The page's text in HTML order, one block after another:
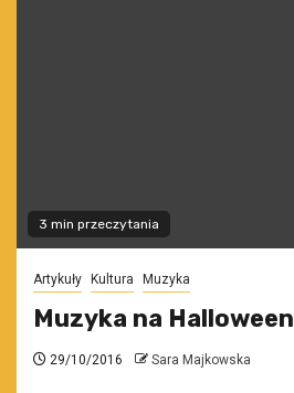
3 min przeczytania
Artykuły Kultura Muzyka
Muzyka na Halloween
29/10/2016 Sara Majkowska